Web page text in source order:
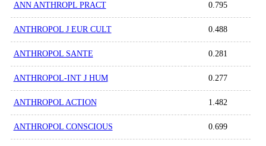
ANN ANTHROPL PRACT 0.795
ANTHROPOL J EUR CULT 0.488
ANTHROPOL SANTE 0.281
ANTHROPOL-INT J HUM 0.277
ANTHROPOL ACTION 1.482
ANTHROPOL CONSCIOUS 0.699